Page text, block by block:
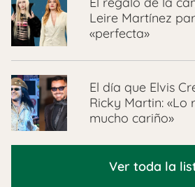
Leire Martínez
«perfecta»
El día que Elvis
Ricky Martin: «Lo
mucho cariño»
Ver toda la